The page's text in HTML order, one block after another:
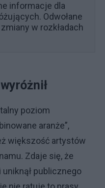
informacje dla
Odwołane
zmiany w rozkładach
poziom
aranże”,
większość artystów
Zdaje się, że
publicznego